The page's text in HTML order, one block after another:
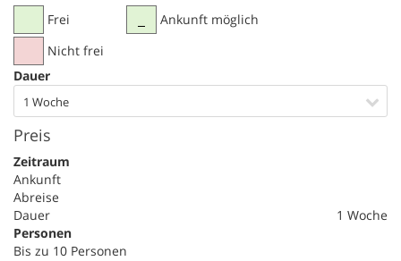
Frei
Nicht frei
Ankunft möglich
Dauer
1 Woche
Preis
Zeitraum
Ankunft
Abreise
Dauer
1 Woche
Personen
Bis zu 10 Personen